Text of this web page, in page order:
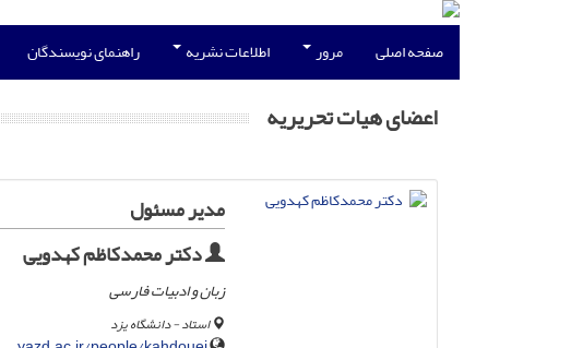
صفحه اصلی مرور اطلاعات نشریه راهنمای نویسندگان
اعضای هیات تحریریه
مدیر مسئول
دکتر محمدکاظم کهدویی
زبان و ادبیات فارسی
استاد - دانشگاه یزد